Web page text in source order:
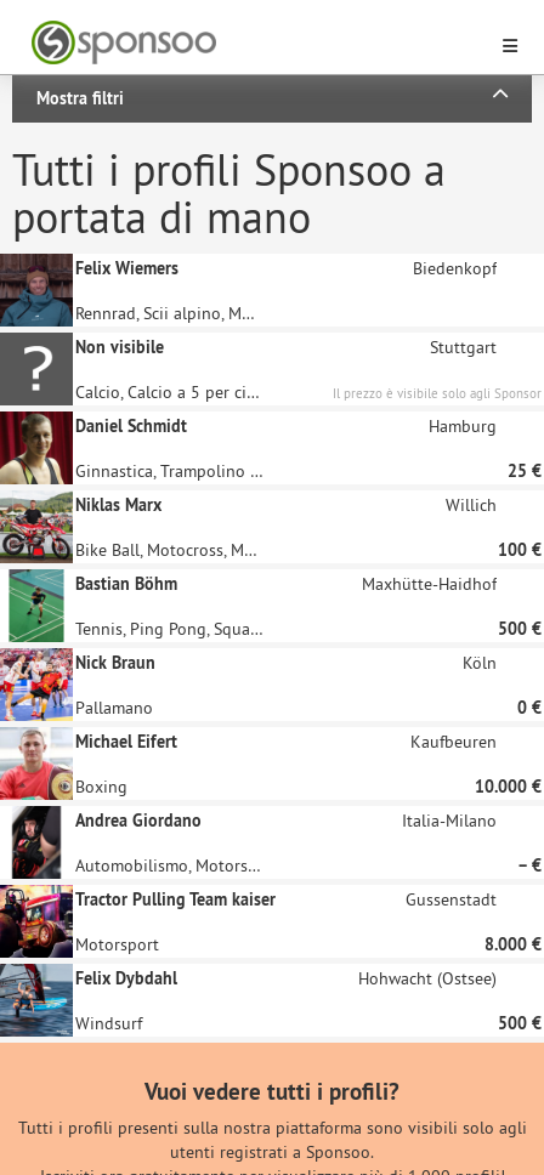
Mostra filtri
Tutti i profili Sponsoo a
portata di mano
Felix Wiemers Biedenkopf
Rennrad, Scii alpino, Mountainbike, Geräteturnen, Freestyle-Skiing
Non visibile
Stuttgart
Calcio, Calcio a 5 per ciechi, Calcio a 5
Il prezzo è visibile solo agli Sponsor
Daniel Schmidt Hamburg
Ginnastica, Trampolino elastico
25 €
Niklas Marx
Willich
Bike Ball, Motocross, Motorsport, Motorbiking
100 €
Bastian Böhm
Maxhütte-Haidhof
Tennis, Ping Pong, Squash, Racketlon, Badminton
500 €
Nick Braun
Köln
Pallamano
0 €
Michael Eifert
Kaufbeuren
Boxing
10.000 €
Andrea Giordano
Italia-Milano
Automobilismo, Motorsport
– €
Tractor Pulling Team kaiser
Gussenstadt
Motorsport
8.000 €
Felix Dybdahl
Hohwacht (Ostsee)
Windsurf 500 €
Vuoi vedere tutti i profili?
Tutti i profili presenti sulla nostra piattaforma sono visibili solo agli
utenti registrati a Sponsoo.